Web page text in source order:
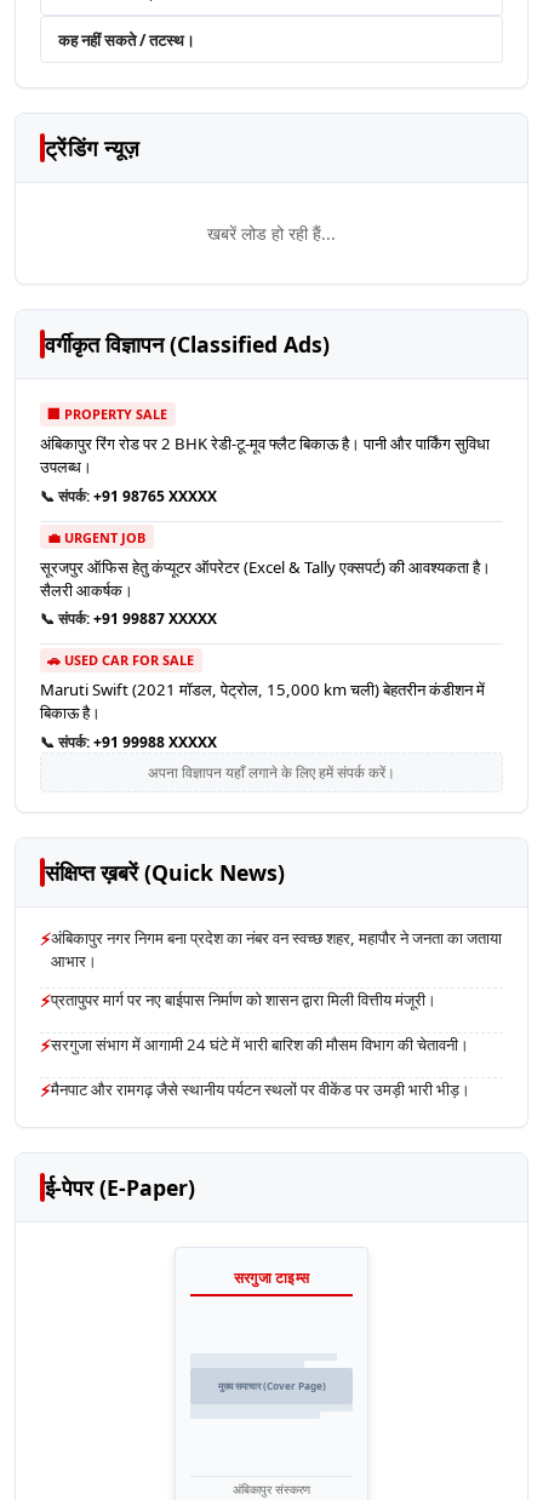
कह नहीं सकते / तटस्थ।
ट्रेंडिंग न्यूज़
खबरें लोड हो रही हैं...
वर्गीकृत विज्ञापन (Classified Ads)
🏢 PROPERTY SALE
अंबिकापुर रिंग रोड पर 2 BHK रेडी-टू-मूव फ्लैट बिकाऊ है। पानी और पार्किंग सुविधा
उपलब्ध।
📞 संपर्क:+91 98765 XXXXX
💼 URGENT JOB
सूरजपुर ऑफिस हेतु कंप्यूटर ऑपरेटर (Excel & Tally एक्सपर्ट) की आवश्यकता है।
सैलरी आकर्षक।
📞 संपर्क:+91 99887 XXXXX
🚗 USED CAR FOR SALE
Maruti Swift (2021 मॉडल, पेट्रोल, 15,000 km चली) बेहतरीन कंडीशन में
बिकाऊ है।
📞 संपर्क:+91 99988 XXXXX
अपना विज्ञापन यहाँ लगाने के लिए हमें संपर्क करें।
संक्षिप्त ख़बरें (Quick News)
⚡अंबिकापुर नगर निगम बना प्रदेश का नंबर वन स्वच्छ शहर, महापौर ने जनता का जताया
आभार।
⚡प्रतापुपर मार्ग पर नए बाईपास निर्माण को शासन द्वारा मिली वित्तीय मंजूरी।
⚡सरगुजा संभाग में आगामी 24 घंटे में भारी बारिश की मौसम विभाग की चेतावनी।
⚡मैनपाट और रामगढ़ जैसे स्थानीय पर्यटन स्थलों पर वीकेंड पर उमड़ी भारी भीड़।
ई-पेपर (E-Paper)
सरगुजा टाइम्स
मुख्य समाचार (Cover Page)
अंबिकापुर संस्करण